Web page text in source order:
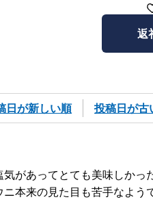
返
日が新しい順 投稿日が古
があってとても美味しかっ
本来の見た目も苦手なよう